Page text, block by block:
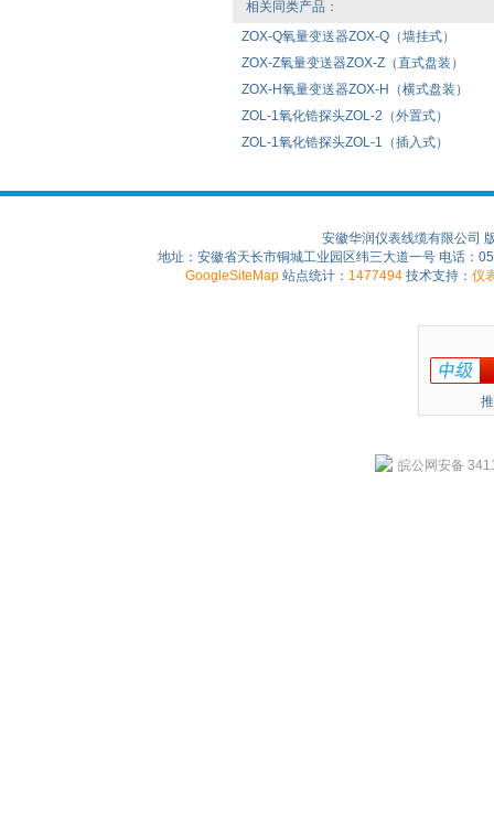
相关同类产品：
ZOX-Q氧量变送器ZOX-Q（墙挂式）
ZOX-Z氧量变送器ZOX-Z（直式盘装）
ZOX-H氧量变送器ZOX-H（横式盘装）
ZOL-1氧化锆探头ZOL-2（外置式）
ZOL-1氧化锆探头ZOL-1（插入式）
安徽华润仪表线缆有限公司
地址：安徽省天长市铜城工业园区纬三大道一号 电话：
GoogleSiteMap 站点统计： 1477494 技术支持： 仪
皖公网安备